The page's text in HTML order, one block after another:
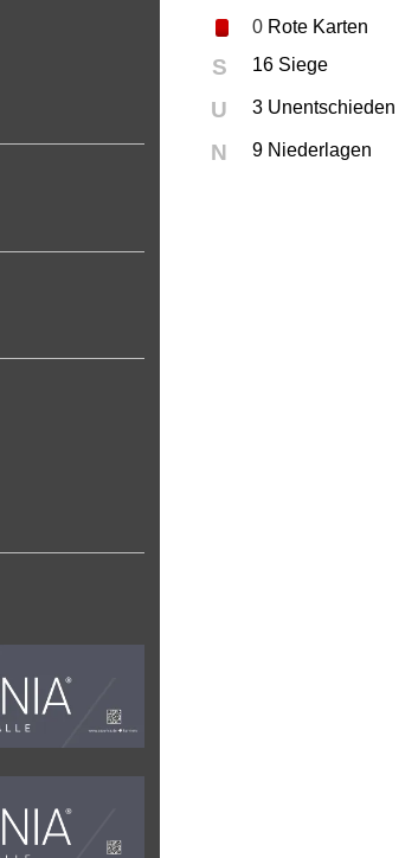
0 Rote Karten
S 16 Siege
U 3 Unentschieden
N 9 Niederlagen